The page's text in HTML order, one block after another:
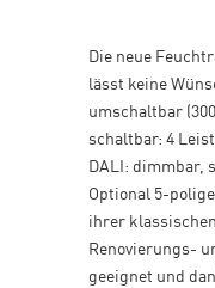
Die neue
lässt keine
umschaltbar
schaltbar: 4
DALI: dimmbar,
Optional 5-
ihrer
Renovierungs-
geeignet und